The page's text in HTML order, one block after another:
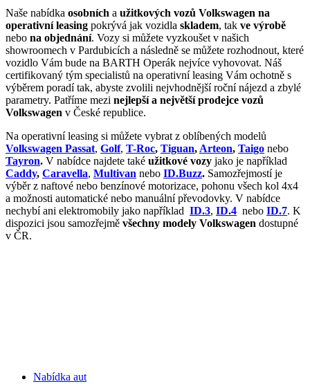
Naše nabídka osobních a užitkových vozů Volkswagen na
operativní leasing pokrývá jak vozidla skladem, tak ve výrobě
nebo na objednání. Vozy si můžete vyzkoušet v našich
showroomech v Pardubicích a následně se můžete rozhodnout, které
vozidlo Vám bude na BARTH Operák nejvíce vyhovovat. Náš
certifikovaný tým specialistů na operativní leasing Vám ochotně s
výběrem poradí tak, abyste zvolili nejvhodnější roční nájezd a zbylé
parametry. Patříme mezi nejlepší a největší prodejce vozů
Volkswagen v České republice.
Na operativní leasing si můžete vybrat z oblíbených modelů
Volkswagen Passat, Golf, T-Roc, Tiguan, Arteon, Taigo nebo
Tayron. V nabídce najdete také užitkové vozy jako je například
Caddy, Caravella, Multivan nebo ID.Buzz. Samozřejmostí je
výběr z naftové nebo benzínové motorizace, pohonu všech kol 4x4
a možnosti automatické nebo manuální převodovky. V nabídce
nechybí ani elektromobily jako například ID.3, ID.4 nebo ID.7. K
dispozici jsou samozřejmě všechny modely Volkswagen dostupné
v ČR.
Nabídka aut